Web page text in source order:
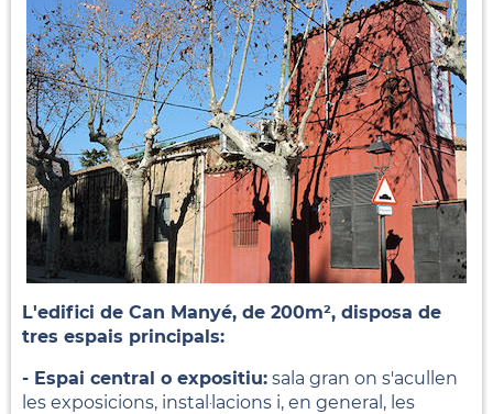
L'edifici de Can Manyé, de 200m², disposa de
tres espais principals:
- Espai central o expositiu: sala gran on s'acullen
les exposicions, instal·lacions i, en general, les